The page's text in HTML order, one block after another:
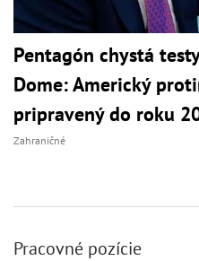
Pentagón chystá
Dome: Americký
pripravený do roku
Zahraničné
Pracovné pozície